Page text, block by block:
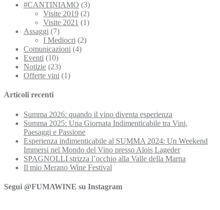
#CANTINIAMO (3)
Visite 2019 (2)
Visite 2021 (1)
Assaggi (7)
I Mediocri (2)
Comunicazioni (4)
Eventi (10)
Notizie (23)
Offerte vini (1)
Articoli recenti
Summa 2026: quando il vino diventa esperienza
Summa 2025: Una Giornata Indimenticabile tra Vini,
Paesaggi e Passione
Esperienza indimenticabile al SUMMA 2024: Un Weekend
Immersi nel Mondo del Vino presso Alois Lageder
SPAGNOLLI strizza l’occhio alla Valle della Marna
Il mio Merano Wine Festival
Segui @FUMAWINE su Instagram